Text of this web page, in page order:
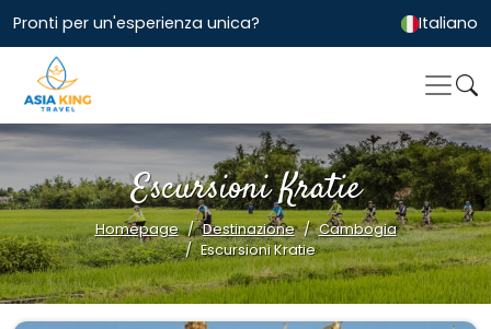
Pronti per un'esperienza unica? Italiano
Escursioni Kratie
Homepage Destinazione
Cambogia
Escursioni Kratie